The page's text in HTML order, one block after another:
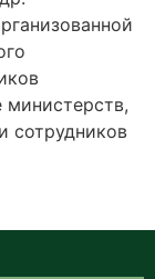
сотрудников